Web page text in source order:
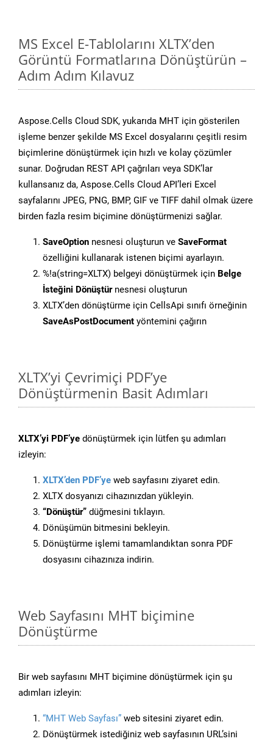
MS Excel E-Tablolarını XLTX’den
Görüntü Formatlarına Dönüştürün –
Adım Adım Kılavuz
Aspose.Cells Cloud SDK, yukarıda MHT için gösterilen
işleme benzer şekilde MS Excel dosyalarını çeşitli resim
biçimlerine dönüştürmek için hızlı ve kolay çözümler
sunar. Doğrudan REST API çağrıları veya SDK’lar
kullansanız da, Aspose.Cells Cloud API’leri Excel
sayfalarını JPEG, PNG, BMP, GIF ve TIFF dahil olmak üzere
birden fazla resim biçimine dönüştürmenizi sağlar.
SaveOption nesnesi oluşturun ve SaveFormat
özelliğini kullanarak istenen biçimi ayarlayın.
%!a(string=XLTX) belgeyi dönüştürmek için Belge
İsteğini Dönüştürnesnesi oluşturun
XLTX’den dönüştürme için CellsApi sınıfı örneğinin
SaveAsPostDocument yöntemini çağırın
XLTX’yi Çevrimiçi PDF’ye
Dönüştürmenin Basit Adımları
XLTX’yi PDF’ye dönüştürmek için lütfen şu adımları
izleyin:
XLTX’den PDF’ye web sayfasını ziyaret edin.
XLTX dosyanızı cihazınızdan yükleyin.
“Dönüştür” düğmesini tıklayın.
Dönüşümün bitmesini bekleyin.
Dönüştürme işlemi tamamlandıktan sonra PDF
dosyasını cihazınıza indirin.
Web Sayfasını MHT biçimine
Dönüştürme
Bir web sayfasını MHT biçimine dönüştürmek için şu
adımları izleyin:
“MHT Web Sayfası” web sitesini ziyaret edin.
Dönüştürmek istediğiniz web sayfasının URL’sini